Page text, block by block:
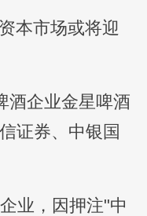
本市场或将迎
酒企业金星啤酒
证券、中银国
业，因押注"中